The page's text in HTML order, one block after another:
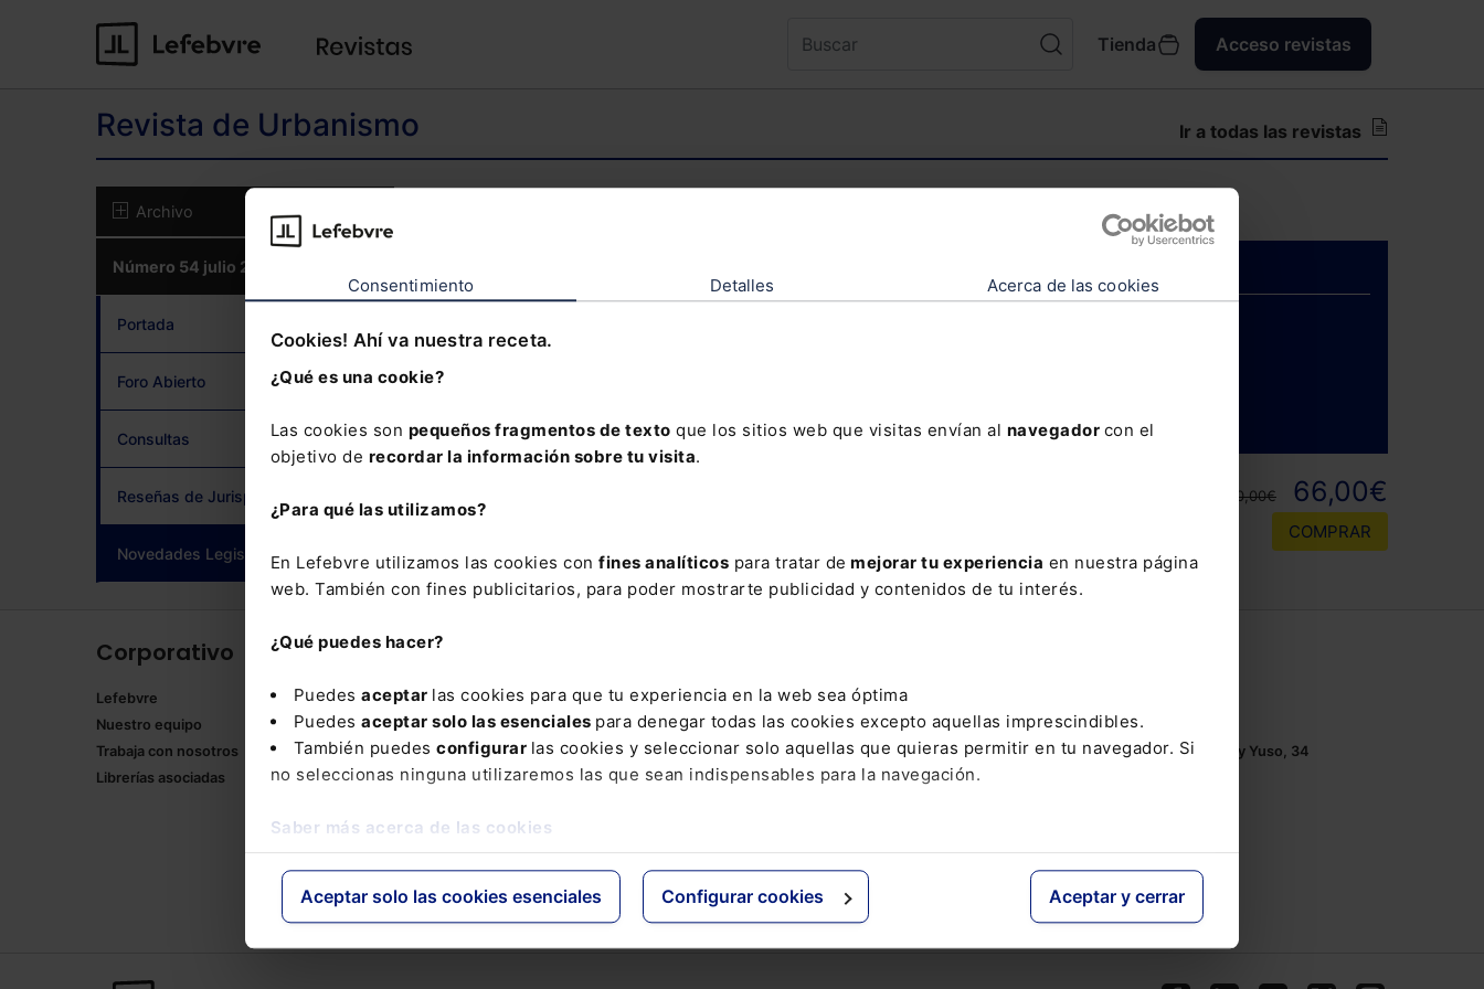
Consentimiento Detalles Acerca de las cookies
Cookies! Ahí va nuestra receta.
¿Qué es una cookie?
Las cookies son pequeños fragmentos de texto que los sitios web que visitas envían al navegador con el
objetivo de recordar la información sobre tu visita.
¿Para qué las utilizamos?
En Lefebvre utilizamos las cookies con fines analíticos para tratar de mejorar tu experiencia en nuestra página
web. También con fines publicitarios, para poder mostrarte publicidad y contenidos de tu interés.
¿Qué puedes hacer?
Puedes aceptar las cookies para que tu experiencia en la web sea óptima
Puedes aceptar solo las esenciales para denegar todas las cookies excepto aquellas imprescindibles.
También puedes configurar las cookies y seleccionar solo aquellas que quieras permitir en tu navegador. Si
no seleccionas ninguna utilizaremos las que sean indispensables para la navegación.
Saber más acerca de las cookies
Aceptar solo las cookies esenciales Configurar cookies Aceptar y cerrar
Tienda Acceso revistas
Revista de Urbanismo Ir a todas las revistas
Archivo
Número 54 julio 2017
Portada
Foro Abierto
Consultas
Reseñas de Jurisprudencia
Novedades Legislativas (current)
¿Has olvidado tu contraseña?
adquiere tu acceso con un
110,00€ 66,00€
COMPRAR
Corporativo
Lefebvre
Nuestro equipo
Trabaja con nosotros
Librerías asociadas
Productos
Mementos
Formularios Jurídicos
Manuales de Derecho
Claves Prácticas
Códigos Básicos
Códigos Comentados
ELS
El Derecho
Espacio Asesoría
Espacio Pymes
Mándanos un
Monasterios de Suso y Yuso, 34